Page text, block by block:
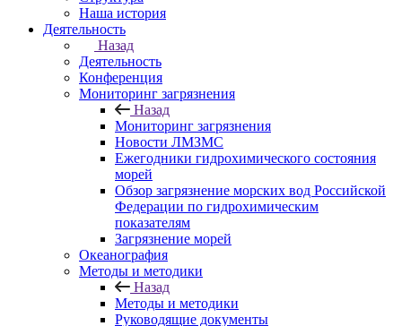
Наша история
Деятельность
Назад
Деятельность
Конференция
Мониторинг загрязнения
Назад
Мониторинг загрязнения
Новости ЛМЗМС
Ежегодники гидрохимического состояния
морей
Обзор загрязнение морских вод Российской
Федерации по гидрохимическим
показателям
Загрязнение морей
Океанография
Методы и методики
Назад
Методы и методики
Руководящие документы